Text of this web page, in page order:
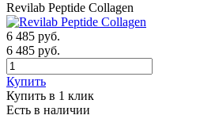
Revilab Peptide Collagen
6 485 руб.
6 485 руб.
Купить
Купить в 1 клик
Есть в наличии